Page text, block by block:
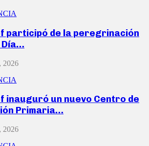
participó de la peregrinación
Día…
2026
inauguró un nuevo Centro de
Primaria…
2026